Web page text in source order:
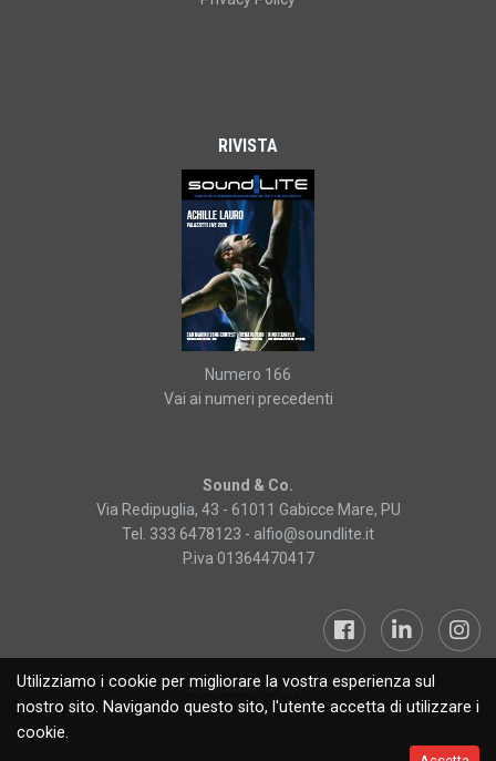
Utilizziamo i cookie per migliorare la vostra esperienza sul
nostro sito. Navigando questo sito, l'utente accetta di utilizzare i
cookie.
RIVISTA
Numero 166
Vai ai numeri precedenti
Sound & Co.
Via Redipuglia, 43 - 61011 Gabicce Mare, PU
Tel. 333 6478123 - alfio@soundlite.it
P.iva 01364470417
Sound&Lite © 2019